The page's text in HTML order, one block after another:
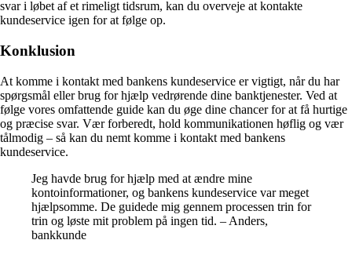
svar i løbet af et rimeligt tidsrum, kan du overveje at kontakte
kundeservice igen for at følge op.
Konklusion
At komme i kontakt med bankens kundeservice er vigtigt, når du har
spørgsmål eller brug for hjælp vedrørende dine banktjenester. Ved at
følge vores omfattende guide kan du øge dine chancer for at få hurtige
og præcise svar. Vær forberedt, hold kommunikationen høflig og vær
tålmodig – så kan du nemt komme i kontakt med bankens
kundeservice.
Jeg havde brug for hjælp med at ændre mine
kontoinformationer, og bankens kundeservice var meget
hjælpsomme. De guidede mig gennem processen trin for
trin og løste mit problem på ingen tid. – Anders,
bankkunde